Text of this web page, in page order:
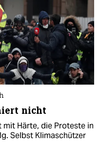
nicht
mit Härte, die Proteste in
Selbst Klimaschützer